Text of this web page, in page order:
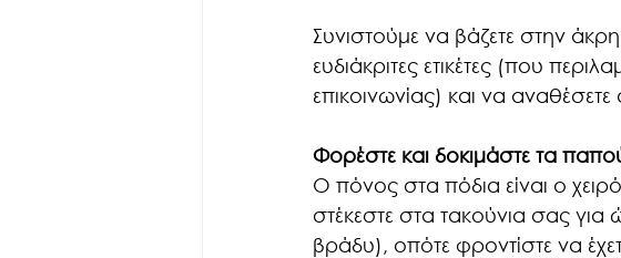
Συνιστούμε να βάζετε στην
ευδιάκριτες ετικέτες (που
επικοινωνίας) και να
Φορέστε και δοκιμάστε τα
Ο πόνος στα πόδια είναι ο
στέκεστε στα τακούνια σας
βράδυ), οπότε φροντίστε να